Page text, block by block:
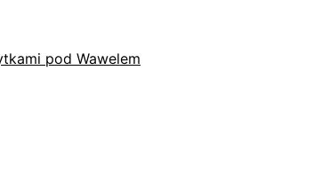
pod Wawelem